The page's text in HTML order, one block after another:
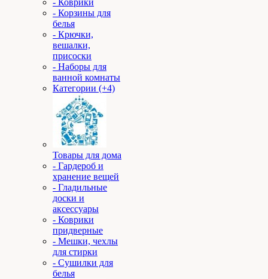
- Коврики
- Корзины для
белья
- Крючки,
вешалки,
присоски
- Наборы для
ванной комнаты
Категории (+4)
Товары для дома
- Гардероб и
хранение вещей
- Гладильные
доски и
аксессуары
- Коврики
придверные
- Мешки, чехлы
для стирки
- Сушилки для
белья